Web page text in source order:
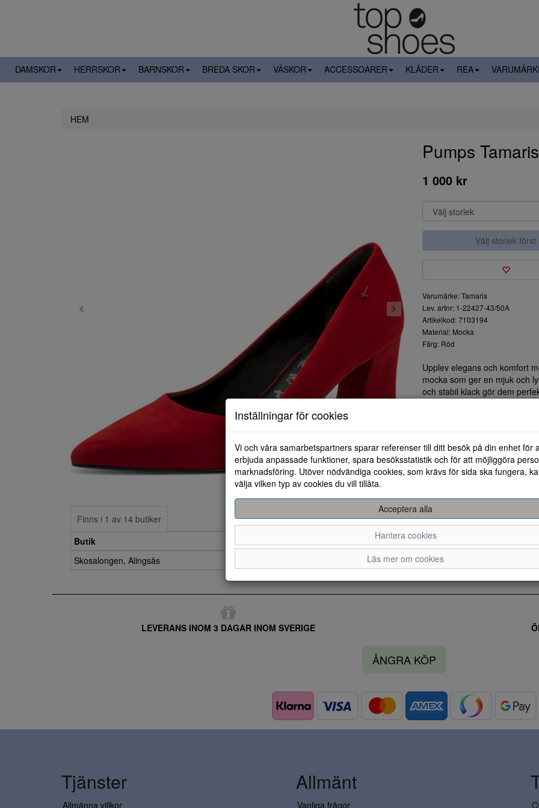
DAMSKOR HERRSKOR BARNSKOR BREDA SKOR VÄSKOR ACCESSOARER KLÄDER REA
HEM
Pumps
1 000 kr
Välj storlek först
Varumärke: Tamaris
Lev. artnr: 1-22427-43/50A
Artikelkod: 7103194
Material: Mocka
Färg: Röd
Upplev elegans och komfort
mocka som ger en mjuk och
och stabil klack gör dem
Klacken ger en behaglig
stöd. Den röda färgen tillför
Dessa skor passar utmärkt
mångsidigt val för din
måste för varje
Välj dessa klackskor för att
steg vara en kombination av
Finns i 1 av 14 butiker
Butik
Skosalongen, Alingsås
LEVERANS INOM 3 DAGAR INOM SVERIGE
ÅNGRA KÖP
Inställningar för cookies
Vi och våra samarbetspartners sparar referenser till ditt besök på din enhet för
erbjuda anpassade funktioner, spara besöksstatistik och för att möjliggöra
marknadsföring. Utöver nödvändiga cookies, som krävs för sida ska fungera,
välja vilken typ av cookies du vill tillåta.
Acceptera alla
Hantera cookies
Läs mer om cookies
Tjänster
Allmänna villkor
Allmänt
Vanliga frågor